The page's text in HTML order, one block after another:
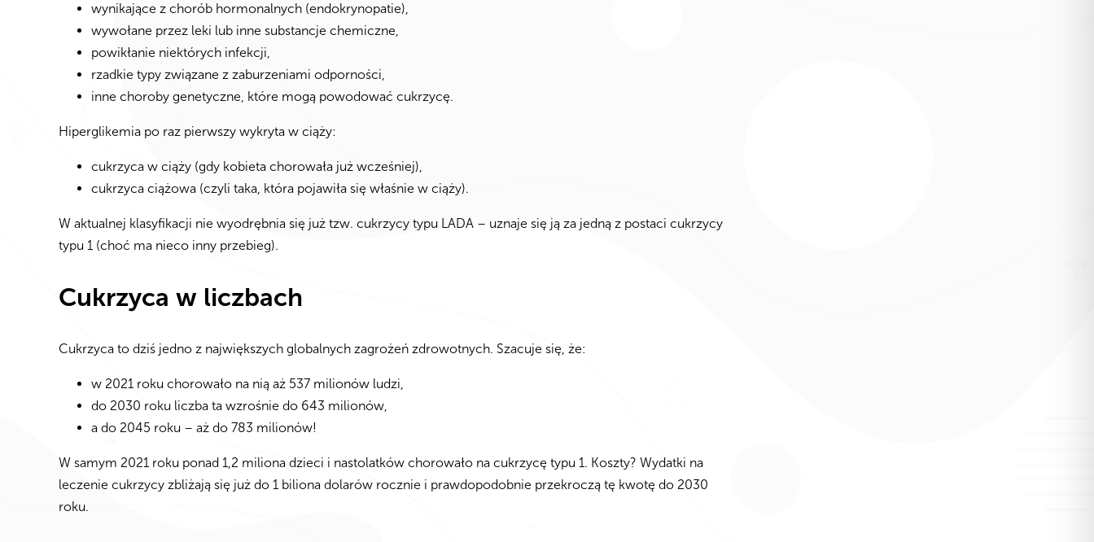
wynikające z chorób hormonalnych (endokrynopatie),
wywołane przez leki lub inne substancje chemiczne,
powikłanie niektórych infekcji,
rzadkie typy związane z zaburzeniami odporności,
inne choroby genetyczne, które mogą powodować cukrzycę.
Hiperglikemia po raz pierwszy wykryta w ciąży:
cukrzyca w ciąży (gdy kobieta chorowała już wcześniej),
cukrzyca ciążowa (czyli taka, która pojawiła się właśnie w ciąży).
W aktualnej klasyfikacji nie wyodrębnia się już tzw. cukrzycy typu LADA – uznaje się ją za jedną z postaci cukrzycy
typu 1 (choć ma nieco inny przebieg).
Cukrzyca w liczbach
Cukrzyca to dziś jedno z największych globalnych zagrożeń zdrowotnych. Szacuje się, że:
w 2021 roku chorowało na nią aż 537 milionów ludzi,
do 2030 roku liczba ta wzrośnie do 643 milionów,
a do 2045 roku – aż do 783 milionów!
W samym 2021 roku ponad 1,2 miliona dzieci i nastolatków chorowało na cukrzycę typu 1. Koszty? Wydatki na
leczenie cukrzycy zbliżają się już do 1 biliona dolarów rocznie i prawdopodobnie przekroczą tę kwotę do 2030
roku.